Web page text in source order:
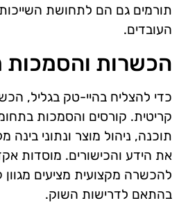
תורמים גם הם לתחושת
העובדים.
הכשרות והסמכות
כדי להצליח בהיי-טק בגליל,
קריטית. קורסים והסמכות
תוכנה, ניהול מוצר ונתוני בינה
את הידע והכישורים. מוסדות
להכשרה מקצועית מציעים
בהתאם לדרישות השוק.